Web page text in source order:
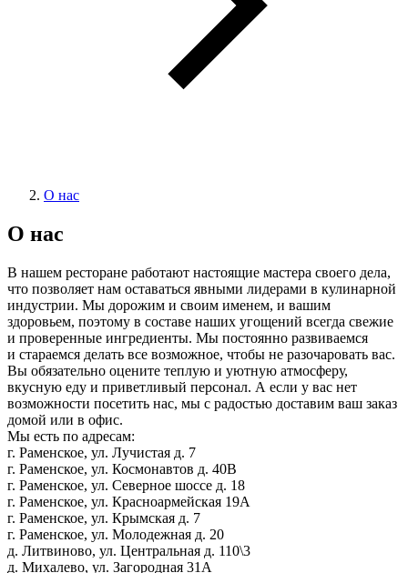
О нас
О нас
В нашем ресторане работают настоящие мастера своего дела,
что позволяет нам оставаться явными лидерами в кулинарной
индустрии. Мы дорожим и своим именем, и вашим
здоровьем, поэтому в составе наших угощений всегда свежие
и проверенные ингредиенты. Мы постоянно развиваемся
и стараемся делать все возможное, чтобы не разочаровать вас.
Вы обязательно оцените теплую и уютную атмосферу,
вкусную еду и приветливый персонал. А если у вас нет
возможности посетить нас, мы с радостью доставим ваш заказ
домой или в офис.
Мы есть по адресам:
г. Раменское, ул. Лучистая д. 7
г. Раменское, ул. Космонавтов д. 40В
г. Раменское, ул. Северное шоссе д. 18
г. Раменское, ул. Красноармейская 19А
г. Раменское, ул. Крымская д. 7
г. Раменское, ул. Молодежная д. 20
д. Литвиново, ул. Центральная д. 110\3
д. Михалево, ул. Загородная 31А